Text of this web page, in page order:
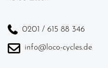
0201 / 615 88 346
info@loco-cycles.de